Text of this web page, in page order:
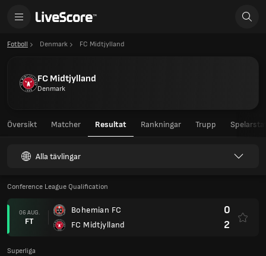
Fotboll Denmark FC Midtjylland
FC Midtjylland
Denmark
Översikt Matcher Resultat Rankningar Trupp
Alla tävlingar
Conference League Qualification
06 AUG.
FT
Bohemian FC
FC Midtjylland
0
2
Superliga